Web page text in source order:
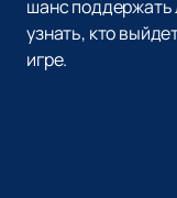
шанс
узнать, кто
игре.